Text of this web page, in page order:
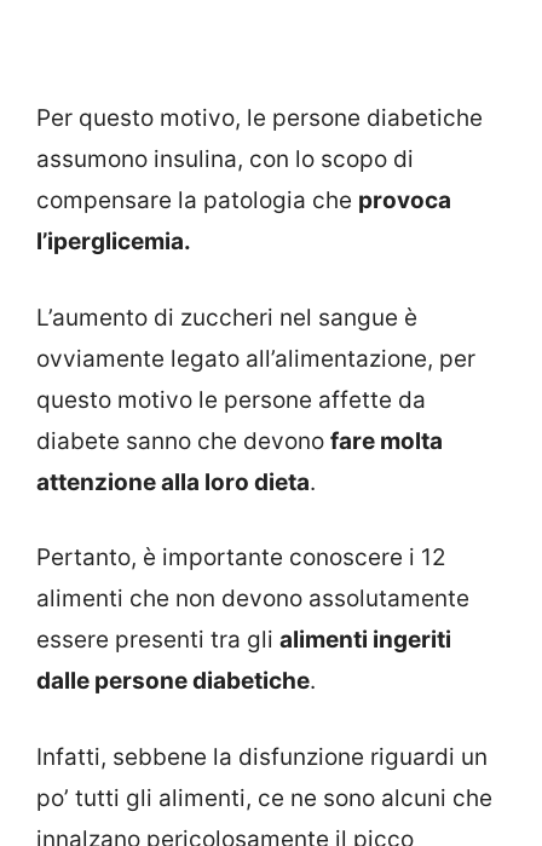
Per questo motivo, le persone diabetiche
assumono insulina, con lo scopo di
compensare la patologia che provoca
l’iperglicemia.
L’aumento di zuccheri nel sangue è
ovviamente legato all’alimentazione, per
questo motivo le persone affette da
diabete sanno che devono fare molta
attenzione alla loro dieta.
Pertanto, è importante conoscere i 12
alimenti che non devono assolutamente
essere presenti tra gli alimenti ingeriti
dalle persone diabetiche.
Infatti, sebbene la disfunzione riguardi un
po’ tutti gli alimenti, ce ne sono alcuni che
innalzano pericolosamente il picco